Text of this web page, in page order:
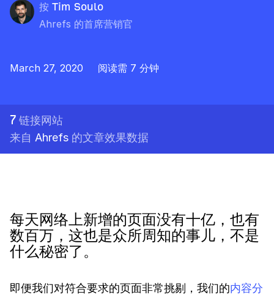
按 Tim Soulo
Ahrefs 的首席营销官
March 27, 2020 阅读需 7 分钟
7 链接网站
来自 Ahrefs 的文章效果数据
每天网络上新增的页面没有十亿，也有
数百万，这也是众所周知的事儿，不是
什么秘密了。
即便我们对符合要求的页面非常挑剔，我们的内容分